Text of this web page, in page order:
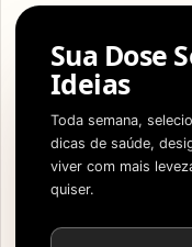
Sua Dose
Ideias
Toda semana,
dicas de saúde,
viver com mais
quiser.
Endereço de e-mail